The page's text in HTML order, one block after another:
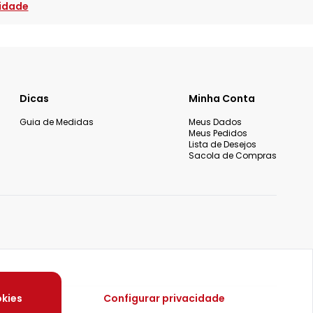
Dicas
Guia de Medidas
Minha Conta
Meus Dados
Meus Pedidos
Lista de Desejos
Sacola de Compras
Configurar privacidade